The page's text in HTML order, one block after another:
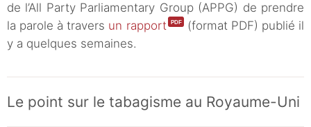
de l’All Party Parliamentary Group (APPG) de prendre
la parole à travers un rapport
(format PDF) publié il
y a quelques semaines.
Le point sur le tabagisme au Royaume-Uni